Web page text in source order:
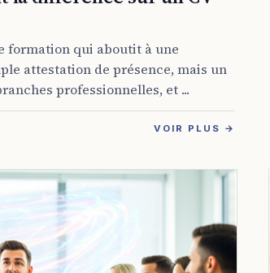
formation qui aboutit à une
attestation de présence, mais un
professionnelles, et ...
VOIR PLUS →